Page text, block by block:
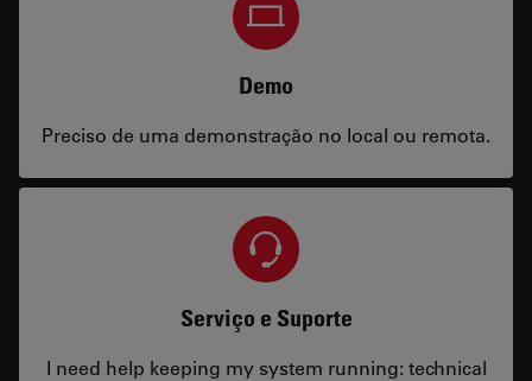
Demo
Preciso de uma demonstração no local ou remota.
Serviço e Suporte
I need help keeping my system running: technical